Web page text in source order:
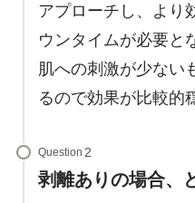
アプローチし、より
ウンタイムが必要と
肌への刺激が少ない
るので効果が比較的
Question
剥離ありの場合、